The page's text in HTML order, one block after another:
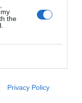
the
Privacy Policy